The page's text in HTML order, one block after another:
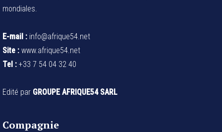
mondiales.
E-mail : info@afrique54.net
Site : www.afrique54.net
Tel : +33 7 54 04 32 40
Edité par GROUPE AFRIQUE54 SARL
Compagnie